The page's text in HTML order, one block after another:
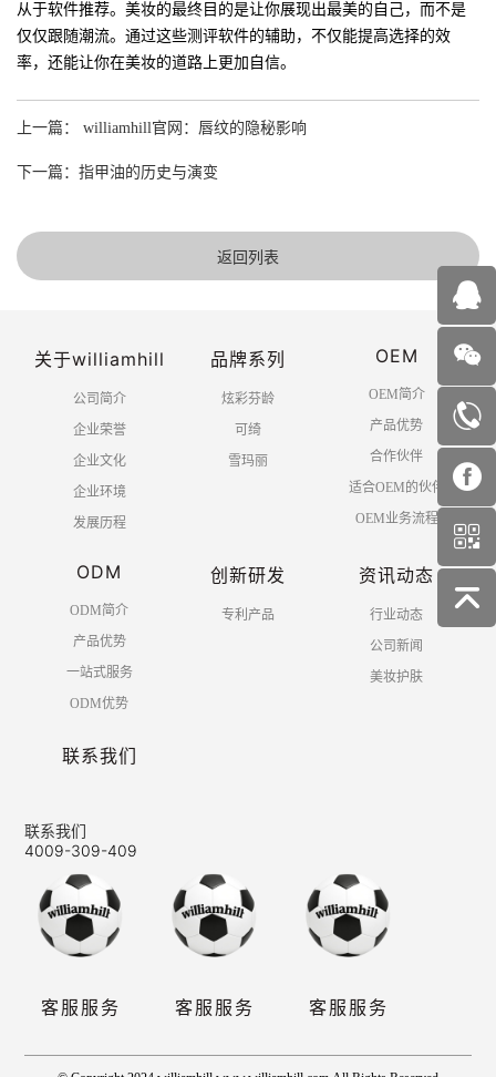
从于软件推荐。美妆的最终目的是让你展现出最美的自己，而不是
仅仅跟随潮流。通过这些测评软件的辅助，不仅能提高选择的效
率，还能让你在美妆的道路上更加自信。
上一篇： williamhill官网：唇纹的隐秘影响
下一篇：指甲油的历史与演变
返回列表
关于williamhill
公司简介
企业荣誉
企业文化
企业环境
发展历程
品牌系列
炫彩芬龄
可绮
雪玛丽
OEM
OEM简介
产品优势
合作伙伴
适合OEM的伙伴
OEM业务流程
ODM
ODM简介
产品优势
一站式服务
ODM优势
创新研发
专利产品
资讯动态
行业动态
公司新闻
美妆护肤
联系我们
联系我们
4009-309-409
客服服务 客服服务 客服服务